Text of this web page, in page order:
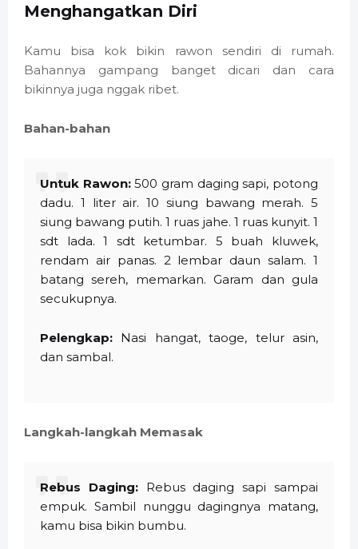
Menghangatkan Diri
Kamu bisa kok bikin rawon sendiri di rumah.
Bahannya gampang banget dicari dan cara
bikinnya juga nggak ribet.
Bahan-bahan
Untuk Rawon:500 gram daging sapi, potong
dadu. 1 liter air. 10 siung bawang merah. 5
siung bawang putih. 1 ruas jahe. 1 ruas kunyit. 1
sdt lada. 1 sdt ketumbar. 5 buah kluwek,
rendam air panas. 2 lembar daun salam. 1
batang sereh, memarkan. Garam dan gula
secukupnya.
Pelengkap: Nasi hangat, taoge, telur asin,
dan sambal.
Langkah-langkah Memasak
Rebus Daging:Rebus daging sapi sampai
empuk. Sambil nunggu dagingnya matang,
kamu bisa bikin bumbu.